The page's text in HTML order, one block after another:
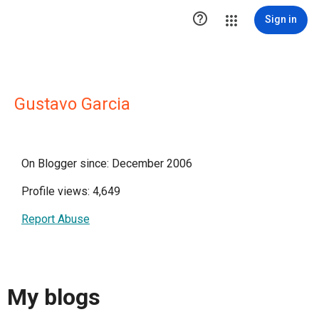
 Sign in
Gustavo Garcia
On Blogger since: December 2006
Profile views: 4,649
Report Abuse
My blogs